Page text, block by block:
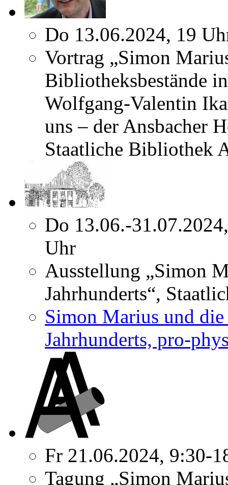
Do 13.06.2024, 19
Vortrag „Simon
Bibliotheksbestände
Wolfgang-Valentin
uns – der Ansbacher
Staatliche Bibliothek
Do 13.06.-
Uhr
Ausstellung „Simon
Jahrhunderts“,
Simon Marius und
Jahrhunderts, pro-
Fr 21.06.2024, 9:30-
Tagung „Simon